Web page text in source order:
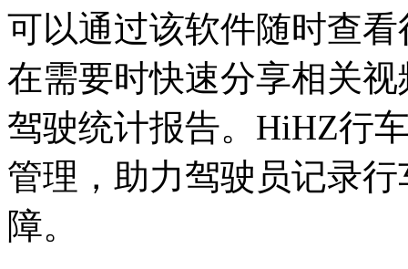
可以通过该软件随时查
在需要时快速分享相关
驾驶统计报告。HiHZ行
管理，助力驾驶员记录
障。